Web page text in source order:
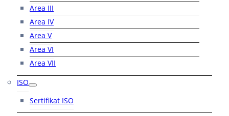
Area III
Area IV
Area V
Area VI
Area VII
ISO
Sertifikat ISO